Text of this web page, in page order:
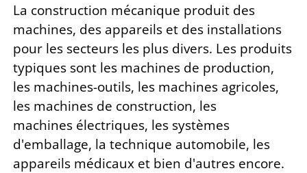
La construction mécanique produit des
machines, des appareils et des installations
pour les secteurs les plus divers. Les produits
typiques sont les machines de production,
les machines-outils, les machines agricoles,
les machines de construction, les
machines électriques, les systèmes
d'emballage, la technique automobile, les
appareils médicaux et bien d'autres encore.